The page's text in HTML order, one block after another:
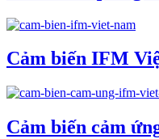
Cảm biến IFM
Cảm biến cảm